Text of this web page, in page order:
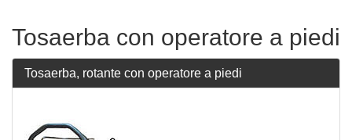
Tosaerba con operatore a piedi
Tosaerba, rotante con operatore a piedi